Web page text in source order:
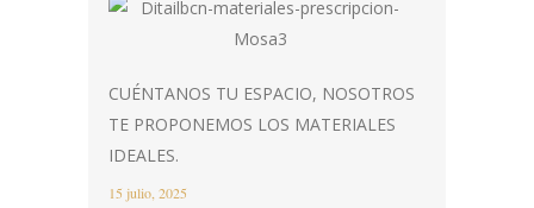
CUÉNTANOS TU ESPACIO, NOSOTROS
TE PROPONEMOS LOS MATERIALES
IDEALES.
15 julio, 2025